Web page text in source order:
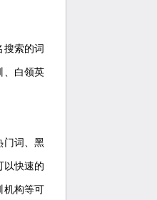
索的词
、白领英
门词、黑
以快速的
机构等可